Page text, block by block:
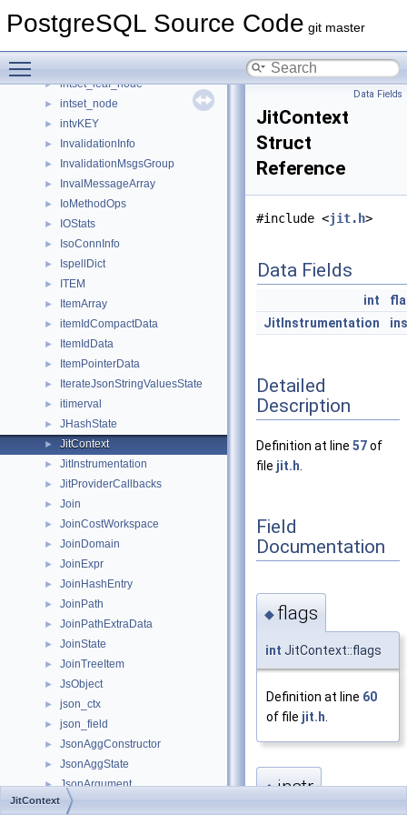
PostgreSQL Source Code git master
► IntoClause
► intset_leaf_node
► intset_node
► intvKEY
► InvalidationInfo
► InvalidationMsgsGroup
► InvalMessageArray
► IoMethodOps
► IOStats
► IsoConnInfo
► IspellDict
► ITEM
► ItemArray
► itemIdCompactData
► ItemIdData
► ItemPointerData
► IterateJsonStringValuesState
► itimerval
► JHashState
► JitContext
► JitInstrumentation
► JitProviderCallbacks
► Join
► JoinCostWorkspace
► JoinDomain
► JoinExpr
► JoinHashEntry
► JoinPath
► JoinPathExtraData
► JoinState
► JoinTreeItem
► JsObject
► json_ctx
► json_field
► JsonAggConstructor
► JsonAggState
► JsonArgument
► JsonArrayAgg
Data Fields
JitContext
Struct
Reference
#include <jit.h>
Data Fields
int
JitInstrumentation
Detailed
Description
Definition at line 57of
file jit.h
Field
Documentation
◆ flags
int JitContext::flags
Definition at line 60
of file jit.h
◆instr
JitContext